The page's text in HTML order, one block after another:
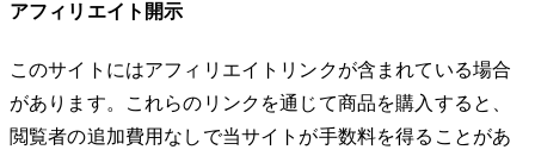
アフィリエイト開示
このサイトにはアフィリエイトリンクが含まれている場合
があります。これらのリンクを通じて商品を購入すると、
閲覧者の追加費用なしで当サイトが手数料を得ることがあ